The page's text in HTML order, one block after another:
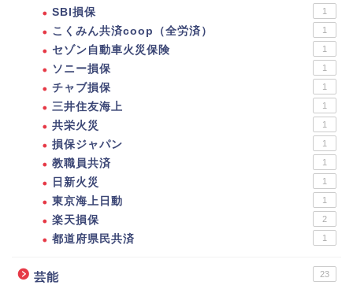
SBI損保 1
こくみん共済coop（全労済） 1
セゾン自動車火災保険 1
ソニー損保 1
チャブ損保 1
三井住友海上 1
共栄火災 1
損保ジャパン 1
教職員共済 1
日新火災 1
東京海上日動 1
楽天損保 2
都道府県民共済 1
芸能 23